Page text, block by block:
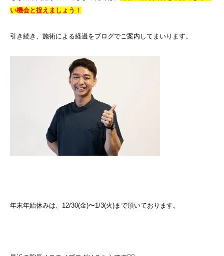
い機会と捉えましょう！
引き続き、施術による経過をブログでご案内してまいります。
年末年始休みは、12/30(金)〜1/3(火)まで頂いております。